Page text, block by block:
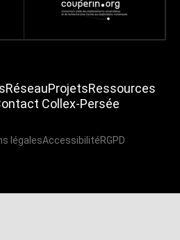
RéseauProjetsRessources
Collex-Persée
légalesAccessibilitéRGPD